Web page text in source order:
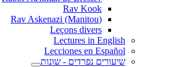
Rav Kook
(Rav Askenazi (Manitou
Leçons divers
Lectures in English
Lecciones en Español
שיעורים נפרדים - שונות